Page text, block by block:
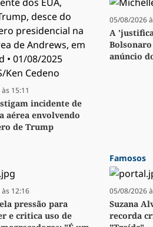
15:11
incidente de
aérea envolvendo
de Trump
05/08/2026
A
anúncio
12:16
pressão para
e critica uso de
Famosos
05/08/2026
Suzana
recorda